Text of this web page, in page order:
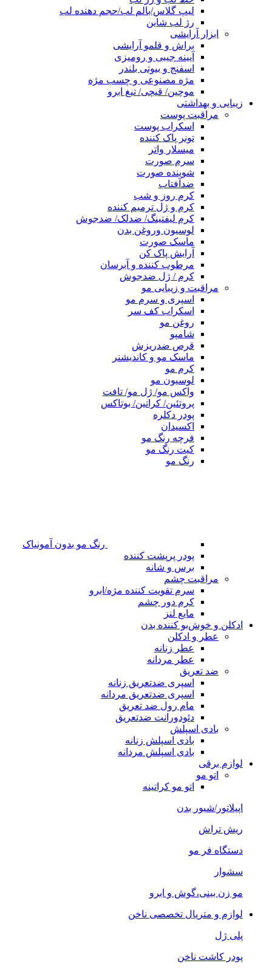
لیپ گلاس/بالم لب/حجم دهنده لب
رژ لب شاین
ابزار آرایشی
براش و قلمو آرایشی
آیینه جیبی و رومیزی
اسفنج و بیوتی بلندر
مژه مصنوعی و چسب مژه
موچین/ قیچی/ تیغ ابرو
زیبایی و بهداشتی
مراقبت پوست
اسکراب پوست
تونر پاک کننده
میسلار واتر
سرم صورت
شوینده صورت
ضدآفتاب
کرم روز و شب
کرم و ژل ترمیم کننده
کرم لیفتینگ/ ضدلک/ ضدجوش
لوسیون وروغن بدن
ماسک صورت
آرایش پاک کن
مرطوب کننده و آبرسان
کرم / ژل ضدجوش
مراقبت و زیبایی مو
اسپری و سرم مو
اسکراب کف سر
روغن مو
شامپو
قرص ضدریزش
ماسک مو و کاندیشنر
کرم مو
لوسیون مو
واکس مو/ ژل مو/ تافت
پروتئین/ کراتین/ بوتاکس
پودر دکلره
اکسیدان
فرچه رنگ مو
کیت رنگ مو
رنگ مو
رنگ مو بدون آمونیاک
پودر پرپشت کننده
برس و شانه
مراقبت چشم
سرم تقویت کننده مژه/ابرو
کرم دور چشم
مایع لنز
ادکلن و خوش‌بو کننده بدن
عطر و ادکلن
عطر زنانه
عطر مردانه
ضد تعریق
اسپری ضدتعریق زنانه
اسپری ضدتعریق مردانه
مام رول ضد تعریق
دئودورانت ضدتعریق
بادی اسپلش
بادی اسپلش زنانه
بادی اسپلش مردانه
لوازم برقی
اتو مو
اتو مو کراتینه
اپیلاتور/شیور بدن
ریش تراش
دستگاه فر مو
سشوار
مو زن بینی،گوش و ابرو
لوازم و متریال تخصصی ناخن
پلی ژل
پودر کاشت ناخن